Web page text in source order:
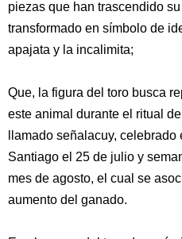
piezas que han trascendido
transformado en símbolo de
apajata y la incalimita;
Que, la figura del toro busca
este animal durante el ritual
llamado señalacuy,
Santiago el 25 de julio y
mes de agosto, el cual se
aumento del ganado.